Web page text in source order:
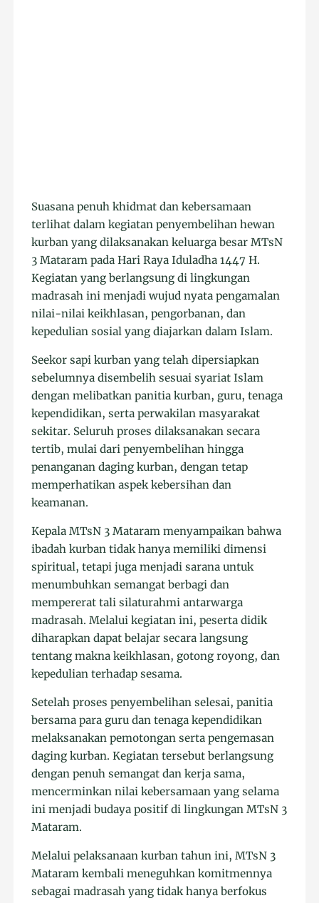
Suasana penuh khidmat dan kebersamaan
terlihat dalam kegiatan penyembelihan hewan
kurban yang dilaksanakan keluarga besar MTsN
3 Mataram pada Hari Raya Iduladha 1447 H.
Kegiatan yang berlangsung di lingkungan
madrasah ini menjadi wujud nyata pengamalan
nilai-nilai keikhlasan, pengorbanan, dan
kepedulian sosial yang diajarkan dalam Islam.
Seekor sapi kurban yang telah dipersiapkan
sebelumnya disembelih sesuai syariat Islam
dengan melibatkan panitia kurban, guru, tenaga
kependidikan, serta perwakilan masyarakat
sekitar. Seluruh proses dilaksanakan secara
tertib, mulai dari penyembelihan hingga
penanganan daging kurban, dengan tetap
memperhatikan aspek kebersihan dan
keamanan.
Kepala MTsN 3 Mataram menyampaikan bahwa
ibadah kurban tidak hanya memiliki dimensi
spiritual, tetapi juga menjadi sarana untuk
menumbuhkan semangat berbagi dan
mempererat tali silaturahmi antarwarga
madrasah. Melalui kegiatan ini, peserta didik
diharapkan dapat belajar secara langsung
tentang makna keikhlasan, gotong royong, dan
kepedulian terhadap sesama.
Setelah proses penyembelihan selesai, panitia
bersama para guru dan tenaga kependidikan
melaksanakan pemotongan serta pengemasan
daging kurban. Kegiatan tersebut berlangsung
dengan penuh semangat dan kerja sama,
mencerminkan nilai kebersamaan yang selama
ini menjadi budaya positif di lingkungan MTsN 3
Mataram.
Melalui pelaksanaan kurban tahun ini, MTsN 3
Mataram kembali meneguhkan komitmennya
sebagai madrasah yang tidak hanya berfokus